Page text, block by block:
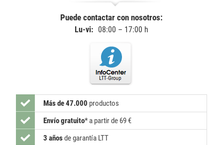
Puede contactar con nosotros:
Lu-vi: 08:00 – 17:00 h
Más de 47.000 productos
Envío gratuito* a partir de 69 €
3 añosde garantía LTT